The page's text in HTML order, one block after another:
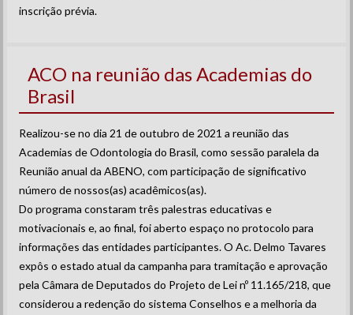
inscrição prévia.
ACO na reunião das Academias do
Brasil
Realizou-se no dia 21 de outubro de 2021 a reunião das
Academias de Odontologia do Brasil, como sessão paralela da
Reunião anual da ABENO, com participação de significativo
número de nossos(as) acadêmicos(as).
Do programa constaram três palestras educativas e
motivacionais e, ao final, foi aberto espaço no protocolo para
informações das entidades participantes. O Ac. Delmo Tavares
expôs o estado atual da campanha para tramitação e aprovação
pela Câmara de Deputados do Projeto de Lei nº 11.165/218, que
considerou a redenção do sistema Conselhos e a melhoria da